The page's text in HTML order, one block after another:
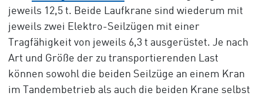
jeweils 12,5 t. Beide Laufkrane sind wiederum mit
jeweils zwei Elektro-Seilzügen mit einer
Tragfähigkeit von jeweils 6,3 t ausgerüstet. Je nach
Art und Größe der zu transportierenden Last
können sowohl die beiden Seilzüge an einem Kran
im Tandembetrieb als auch die beiden Krane selbst